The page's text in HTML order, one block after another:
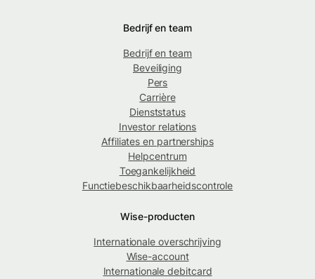
Bedrijf en team
Bedrijf en team
Beveiliging
Pers
Carrière
Dienststatus
Investor relations
Affiliates en partnerships
Helpcentrum
Toegankelijkheid
Functiebeschikbaarheidscontrole
Wise-producten
Internationale overschrijving
Wise-account
Internationale debitcard